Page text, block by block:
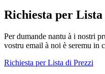
Richiesta per
Per dumande nantu à i nostri
vostru email à noi è seremu in
Richiesta per Lista di Prezzi